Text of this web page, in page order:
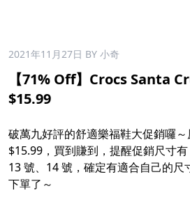
2021年11月27日 BY 小奇
【71% Off】Crocs Santa
$15.99
破萬九好評的舒適樂福鞋大促銷囉
$15.99，買到賺到，提醒促銷尺寸有
13 號、14 號，確定有適合自己的尺
下單了～